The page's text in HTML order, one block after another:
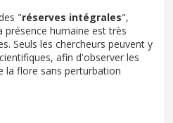
"réserves intégrales",
présence humaine est très
Seuls les chercheurs peuvent y
afin d'observer les
la flore sans perturbation